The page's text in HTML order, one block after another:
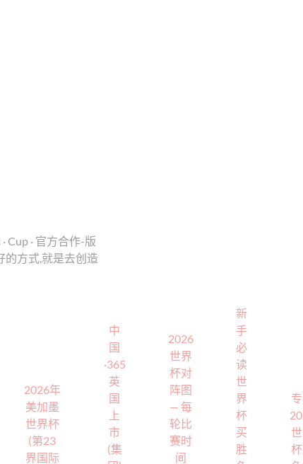
Cup · 官方合作-版
的方式,就是去创造
2026年
美加墨
世界杯
(第23
界国际
中
国
·365
英
国
上
市
(集
2026
世界
杯对
阵图
— 每
轮比
赛时
间
新
手
必
读
世
界
杯
买
胜